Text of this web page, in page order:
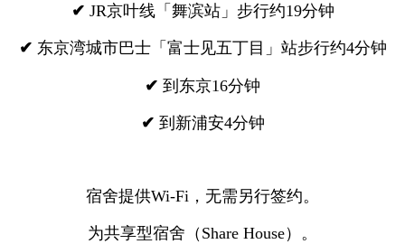
✔ JR京叶线「舞滨站」步行约19分钟
✔ 东京湾城市巴士「富士见五丁目」站步行约4分钟
✔ 到东京16分钟
✔ 到新浦安4分钟
宿舍提供Wi-Fi，无需另行签约。
为共享型宿舍（Share House）。